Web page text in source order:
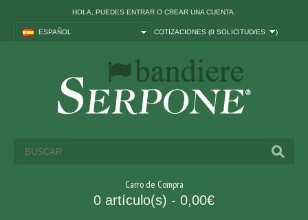
HOLA, PUEDES ENTRAR O CREAR UNA CUENTA
ESPAÑOL COTIZACIONES (0 SOLICITUD/ES )
Carro de Compra
0 artículo(s) - 0,00€